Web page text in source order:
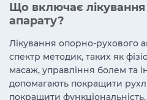
Що включає
апарату?
Лікування опорно-рухового
спектр методик, таких як
масаж, управління болем та
допомагають покращити
покращити функціональність.